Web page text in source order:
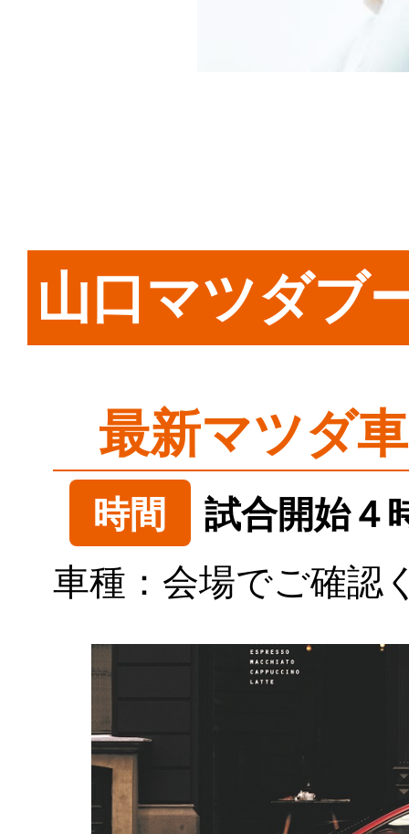
山口マツダブ
最新マツダ
時間
試合開始４
車種：会場でご確認